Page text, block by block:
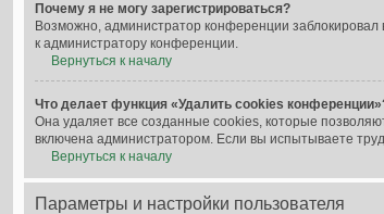
Почему я не могу зарегистрироваться?
Возможно, администратор конференции
к администратору конференции.
Вернуться к началу
Что делает функция «Удалить cookies
Она удаляет все созданные cookies, которые
включена администратором. Если вы испытываете
Вернуться к началу
Параметры и настройки пользователя